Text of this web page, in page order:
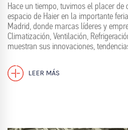
Hace un tiempo, tuvimos el placer de
espacio de Haier en la importante
Madrid, donde marcas líderes y
Climatización, Ventilación,
muestran sus innovaciones,
LEER MÁS